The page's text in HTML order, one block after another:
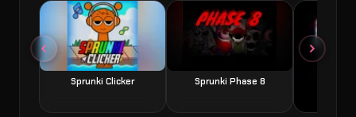
Sprunki Clicker Sprunki Phase 8